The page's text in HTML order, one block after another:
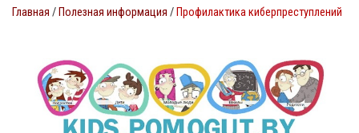
Главная / Полезная информация / Профилактика киберпреступлений